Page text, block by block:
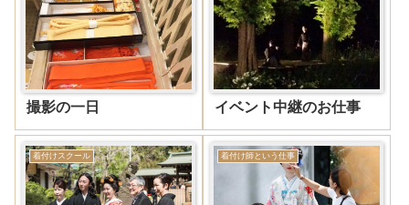
撮影の一日 イベント中継のお仕事
着付けスクール 着付け師という仕事